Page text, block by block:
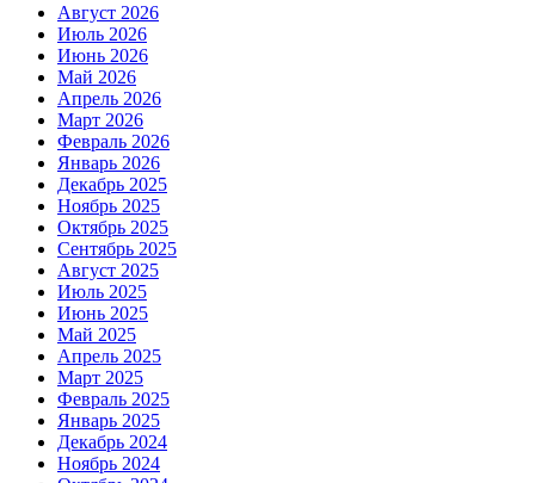
Август 2026
Июль 2026
Июнь 2026
Май 2026
Апрель 2026
Март 2026
Февраль 2026
Январь 2026
Декабрь 2025
Ноябрь 2025
Октябрь 2025
Сентябрь 2025
Август 2025
Июль 2025
Июнь 2025
Май 2025
Апрель 2025
Март 2025
Февраль 2025
Январь 2025
Декабрь 2024
Ноябрь 2024